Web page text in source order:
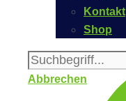
Kontakt
Shop
Abbrechen